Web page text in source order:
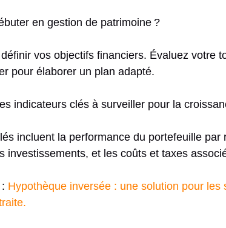
en gestion de patrimoine ?
vos objectifs financiers. Évaluez votre
pour élaborer un plan adapté.
indicateurs clés à surveiller pour la
incluent la performance du portefeuille
investissements, et les coûts et taxes
Hypothèque inversée : une solution pour